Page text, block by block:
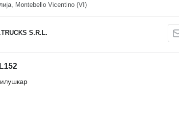
Montebello Vicentino (VI)
S.R.L.